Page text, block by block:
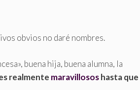
obvios no daré nombres.
buena hija, buena alumna, la
realmente maravillososhasta que